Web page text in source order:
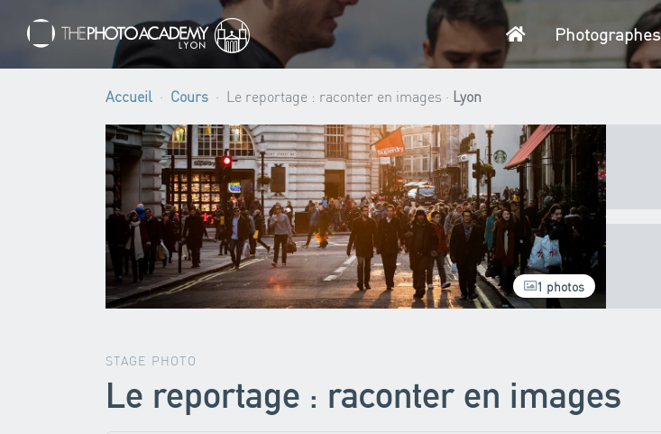
AccueilPhotographes
Accueil Cours Le reportage : raconter en images · Lyon
1 photos
STAGE PHOTO
Le reportage : raconter en images